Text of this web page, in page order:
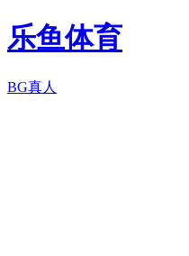
乐鱼体育
BG真人